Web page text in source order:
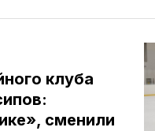
клуба
сменили